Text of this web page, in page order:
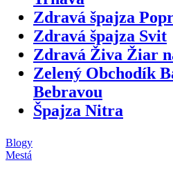
Zdravá špajza
Zdravá špajza Svit
Zdravá Živa Žiar
Zelený Obchodík
Bebravou
Špajza Nitra
Blogy
Mestá